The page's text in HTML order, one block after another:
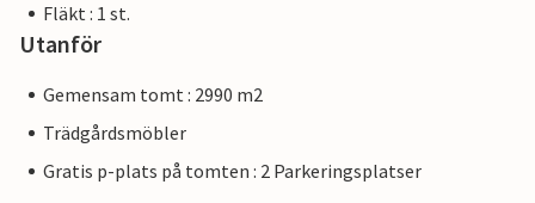
Fläkt : 1 st.
Utanför
Gemensam tomt : 2990 m2
Trädgårdsmöbler
Gratis p-plats på tomten : 2 Parkeringsplatser